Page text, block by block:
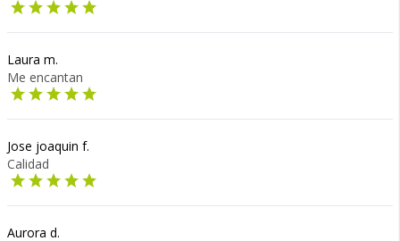
Laura m.
Me encantan
Jose joaquin f.
Calidad
Aurora d.